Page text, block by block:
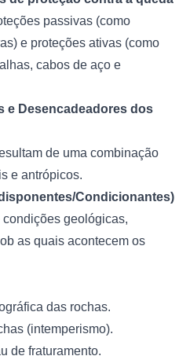
passivas (como
e proteções ativas (como
cabos de aço e
e Desencadeadores dos
de uma combinação
e antrópicos.
Condicionantes)
geológicas,
as quais acontecem os
das rochas.
(intemperismo).
de fraturamento.